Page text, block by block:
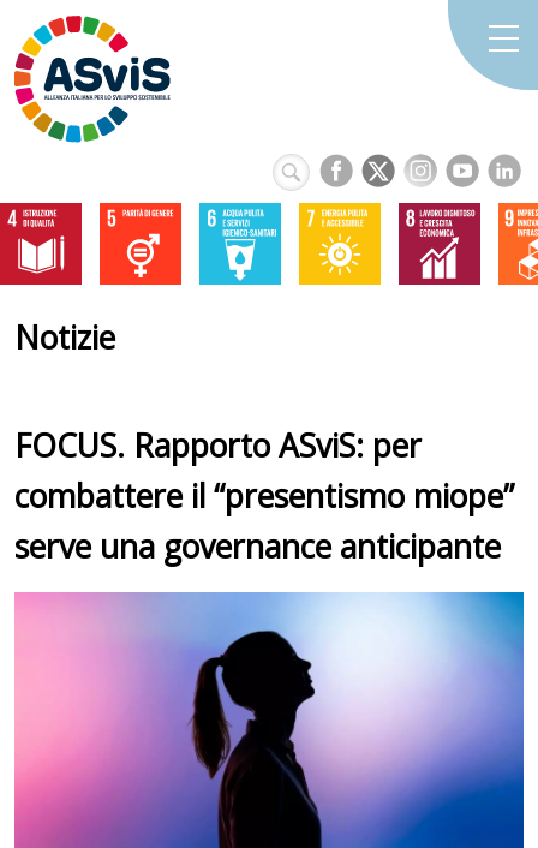
Notizie
FOCUS. Rapporto ASviS: per
combattere il “presentismo miope”
serve una governance anticipante